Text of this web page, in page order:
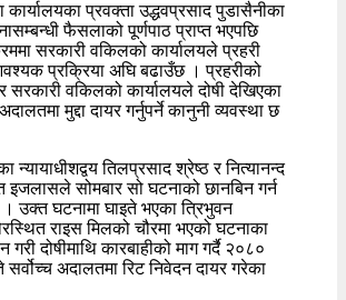
कार्यालयका प्रवक्ता उद्धवप्रसाद पुडासैनीका
फैसलाको पूर्णपाठ प्राप्त भएपछि
सरकारी वकिलको कार्यालयले प्रहरी
प्रक्रिया अघि बढाउँछ । प्रहरीको
सरकारी वकिलको कार्यालयले दोषी देखिएका
मुद्दा दायर गर्नुपर्ने कानुनी व्यवस्था छ
न्यायाधीशद्वय तिलप्रसाद श्रेष्ठ र नित्यानन्द
सोमबार सो घटनाको छानबिन गर्न
उक्त घटनामा घाइते भएका त्रिभुवन
राइस मिलको चौरमा भएको घटनाका
गरी दोषीमाथि कारबाहीको माग गर्दै २०८०
अदालतमा रिट निवेदन दायर गरेका